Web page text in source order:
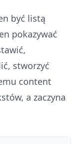
być listą
pokazywać
stworzyć
content
a zaczyna